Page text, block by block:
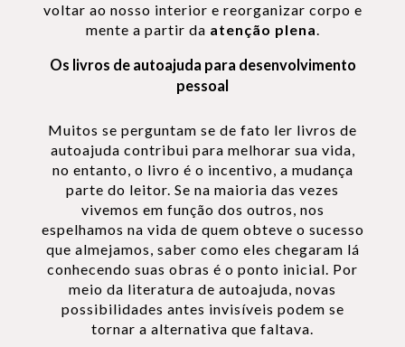
voltar ao nosso interior e reorganizar corpo e
mente a partir da atenção plena.
Os livros de autoajuda para desenvolvimento
pessoal
Muitos se perguntam se de fato ler livros de
autoajuda contribui para melhorar sua vida,
no entanto, o livro é o incentivo, a mudança
parte do leitor. Se na maioria das vezes
vivemos em função dos outros, nos
espelhamos na vida de quem obteve o sucesso
que almejamos, saber como eles chegaram lá
conhecendo suas obras é o ponto inicial. Por
meio da literatura de autoajuda, novas
possibilidades antes invisíveis podem se
tornar a alternativa que faltava.